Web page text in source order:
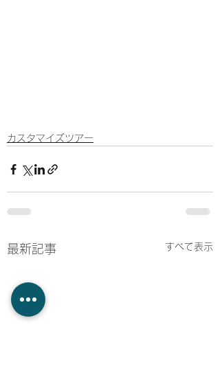
カスタマイズツアー
最新記事 すべて表示